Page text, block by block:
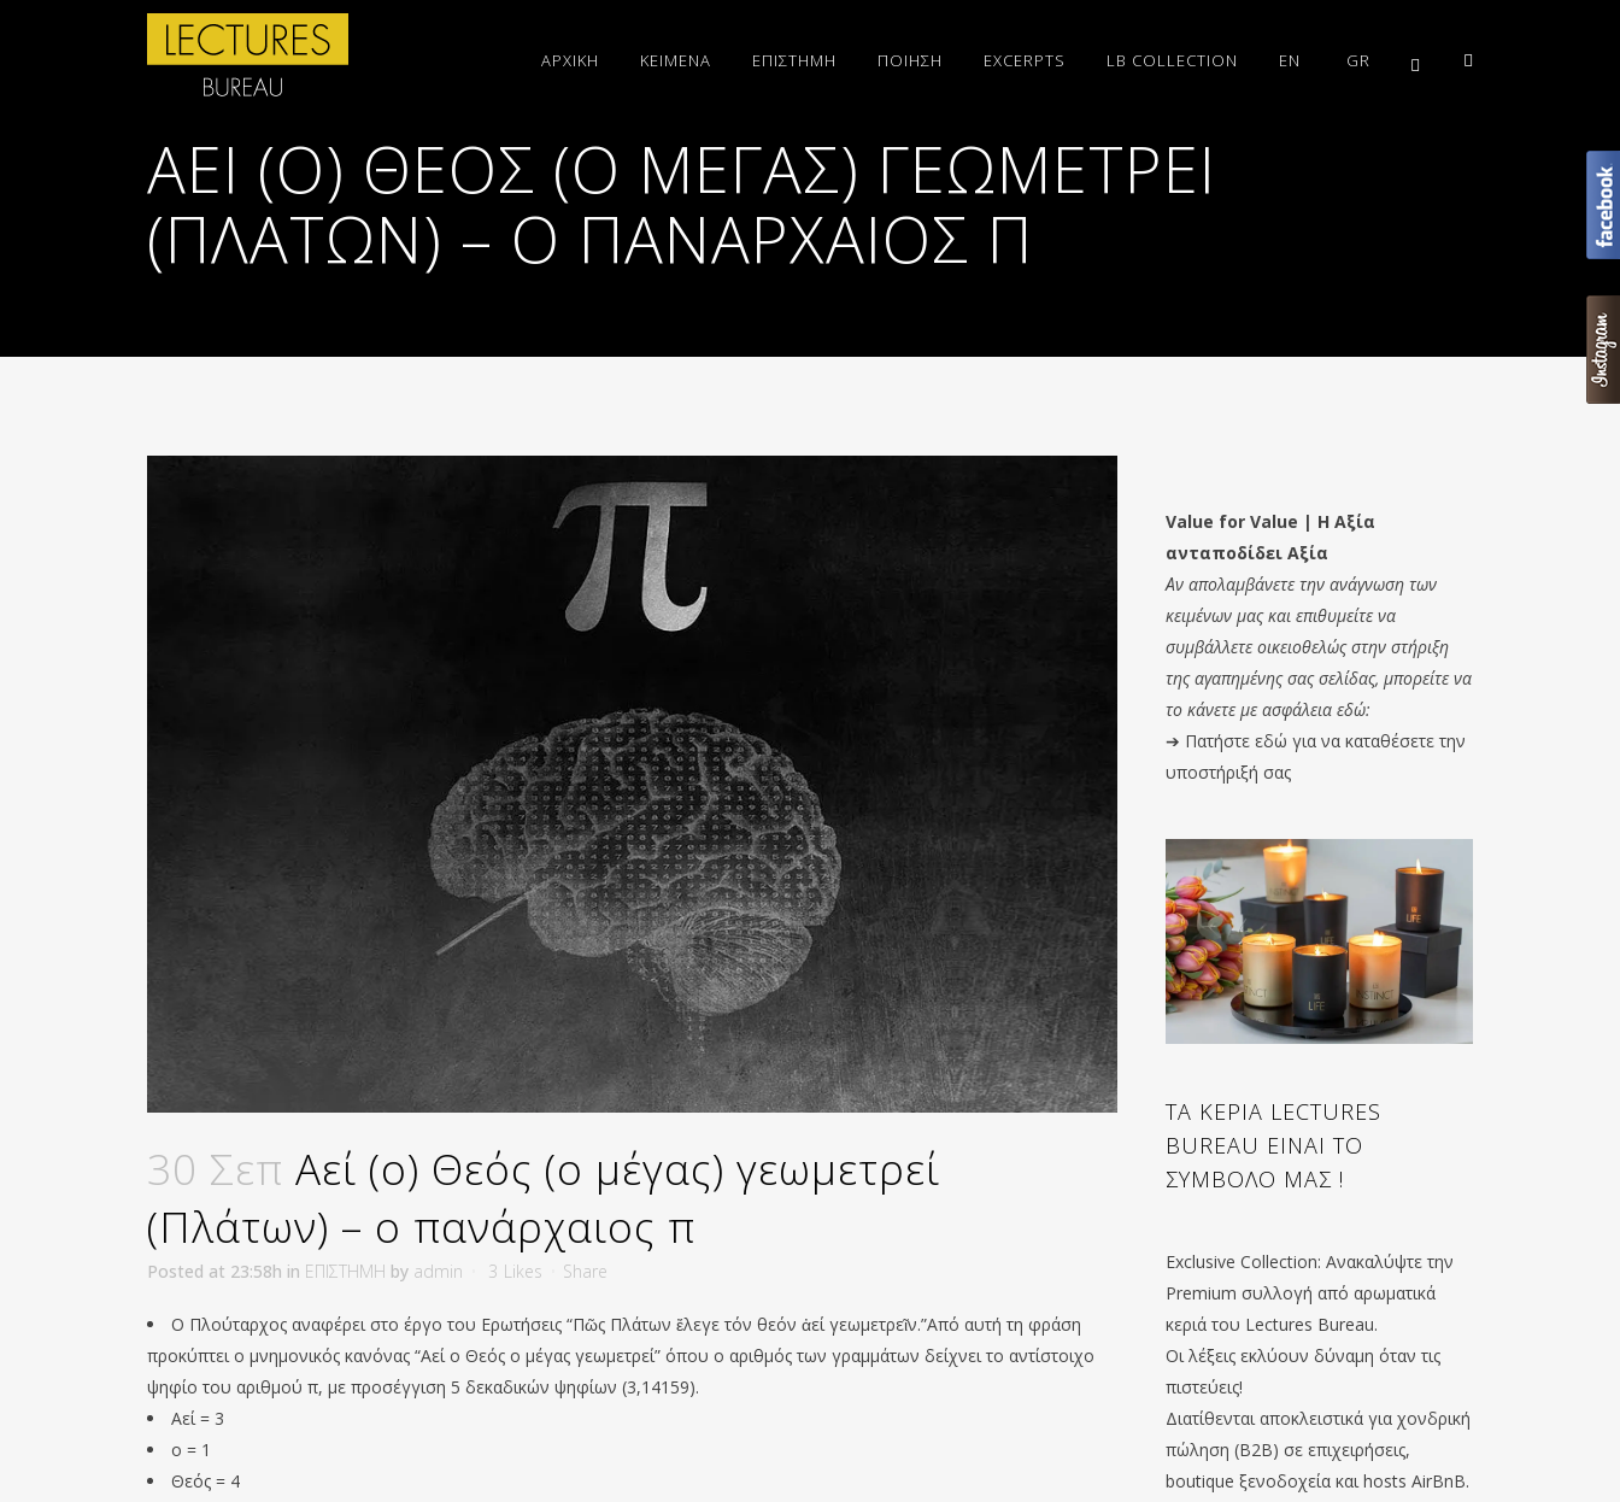
ΑΡΧΙΚΗ ΚΕΙΜΕΝΑ ΕΠΙΣΤΗΜΗ ΠΟΙΗΣΗ EXCERPTS LB COLLECTION EN GR
ΑΕΊ (Ο) ΘΕΌΣ (Ο ΜΈΓΑΣ) ΓΕΩΜΕΤΡΕΊ
(ΠΛΆΤΩΝ) – Ο ΠΑΝΆΡΧΑΙΟΣ Π
30 Σεπ Αεί (ο) Θεός (ο μέγας) γεωμετρεί
(Πλάτων) – ο πανάρχαιος π
Posted at 23:58h in ΕΠΙΣΤΗΜΗ by admin 3 Likes Share
Ο Πλούταρχος αναφέρει στο έργο του Ερωτήσεις “Πῶς Πλάτων ἔλεγε τόν θεόν ἀεί γεωμετρεῖν.”Από αυτή τη φράση
προκύπτει ο μνημονικός κανόνας “Αεί ο Θεός ο μέγας γεωμετρεί” όπου ο αριθμός των γραμμάτων δείχνει το αντίστοιχο
ψηφίο του αριθμού π, με προσέγγιση 5 δεκαδικών ψηφίων (3,14159).
Αεί = 3
ο = 1
Θεός = 4
Value for Value | Η Αξία
ανταποδίδει Αξία
Αν απολαμβάνετε την ανάγνωση των
κειμένων μας και επιθυμείτε να
συμβάλλετε οικειοθελώς στην στήριξη
της αγαπημένης σας σελίδας, μπορείτε να
το κάνετε με ασφάλεια εδώ:
➔ Πατήστε εδώ για να καταθέσετε την
υποστήριξή σας
ΤΑ ΚΕΡΙΑ LECTURES
BUREAU ΕΙΝΑΙ ΤΟ
ΣΥΜΒΟΛΟ ΜΑΣ !
Exclusive Collection: Ανακαλύψτε την
Premium συλλογή από αρωματικά
κεριά του Lectures Bureau.
Οι λέξεις εκλύουν δύναμη όταν τις
πιστεύεις!
Διατίθενται αποκλειστικά για χονδρική
πώληση (B2B) σε επιχειρήσεις,
boutique ξενοδοχεία και hosts AirBnB.